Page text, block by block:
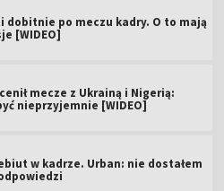
dobitnie po meczu kadry. O to mają
[WIDEO]
mecze z Ukrainą i Nigerią:
nieprzyjemnie [WIDEO]
w kadrze. Urban: nie dostałem